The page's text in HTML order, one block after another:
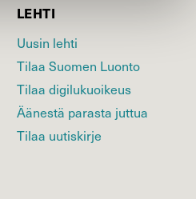
LEHTI
Uusin lehti
Tilaa Suomen Luonto
Tilaa digilukuoikeus
Äänestä parasta juttua
Tilaa uutiskirje